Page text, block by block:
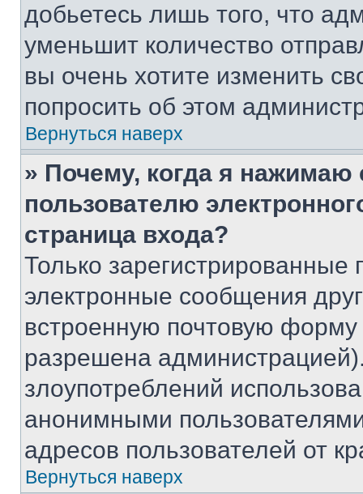
добьетесь лишь того, что
уменьшит количество
вы очень хотите изменить
попросить об этом
Вернуться наверх
» Почему, когда я нажимаю
пользователю
страница входа?
Только зарегистрированные
электронные сообщения
встроенную почтовую
разрешена
злоупотреблений
анонимными
адресов пользователей от
Вернуться наверх